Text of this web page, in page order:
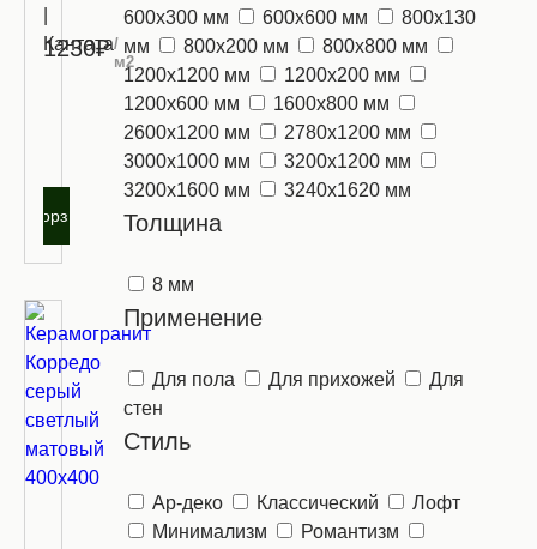
600х300 мм
600х600 мм
800х130
мм
800х200 мм
800х800 мм
1200х1200 мм
1200х200 мм
1200х600 мм
1600х800 мм
2600х1200 мм
2780х1200 мм
3000х1000 мм
3200х1200 мм
3200х1600 мм
3240х1620 мм
Толщина
8 мм
Применение
Для пола Для прихожей
Для
стен
Стиль
Ар-деко Классический
Лофт
Минимализм
Романтизм
Кантата
1230₽ /
м2
Запросить
В корзину